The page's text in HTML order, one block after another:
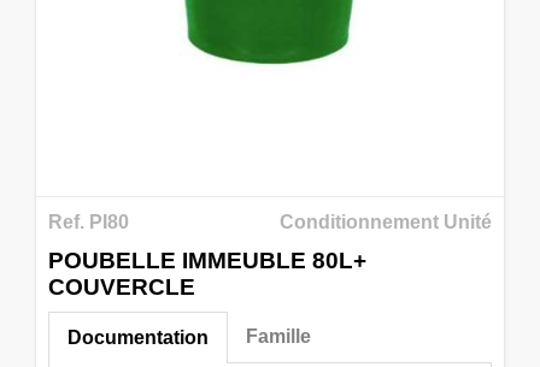
Ref. PI80 Conditionnement Unité
POUBELLE IMMEUBLE 80L+
COUVERCLE
Documentation Famille